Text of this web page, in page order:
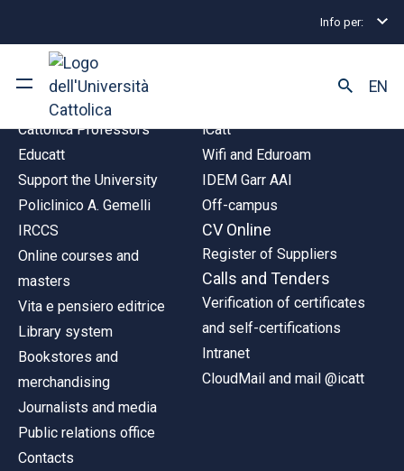
Info per:
University
Courses of study
Research
Faculty and campus
ARE YOU AN ENROLLED STUDENT?
ACCEDI ALLA MAIL ICATT
YOU ARE A FACULTY MEMBER OR STAFF MEMBER
EN
LINK
Cattolica Professors
Educatt
Support the University
Policlinico A. Gemelli
IRCCS
Online courses and
masters
Vita e pensiero editrice
Library system
Bookstores and
merchandising
Journalists and media
Public relations office
Contacts
iCatt
Wifi and Eduroam
IDEM Garr AAI
Off-campus
CV Online
Register of Suppliers
Calls and Tenders
Verification of certificates
and self-certifications
Intranet
CloudMail and mail @icatt